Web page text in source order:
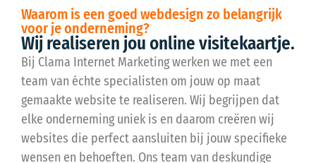
Waarom is een goed webdesign zo belangrijk
voor je onderneming?
Wij realiseren jou online visitekaartje.
Bij Clama Internet Marketing werken we met een
team van échte specialisten om jouw op maat
gemaakte website te realiseren. Wij begrijpen dat
elke onderneming uniek is en daarom creëren wij
websites die perfect aansluiten bij jouw specifieke
wensen en behoeften. Ons team van deskundige